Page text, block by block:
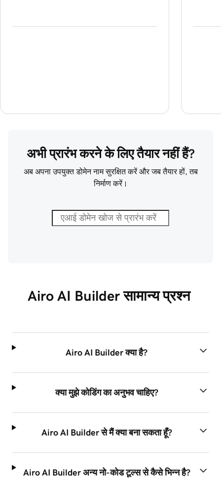
अभी प्रारंभ करने के लिए तैयार नहीं हैं?
अब अपना उपयुक्त डोमेन नाम सुरक्षित करें और जब तैयार हों, तब
निर्माण करें।
Airo AI Builder सामान्य प्रश्न
Airo AI Builder क्या है?
क्या मुझे कोडिंग का अनुभव चाहिए?
Airo AI Builder से मैं क्या बना सकता हूँ?
Airo AI Builder अन्य नो-कोड टूल्स से कैसे भिन्न है?